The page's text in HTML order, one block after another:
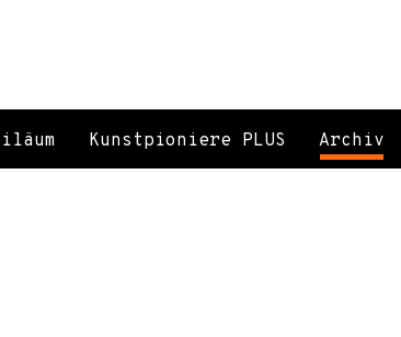
Kunstpioniere PLUS Archiv